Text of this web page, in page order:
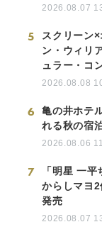
2026.08.07
5
スクリーン
ン・ウィリ
ュラー・コ
2026.08.08
6
亀の井ホテ
れる秋の宿
2026.08.06
7
「明星 一
からしマヨ
発売
2026.08.07